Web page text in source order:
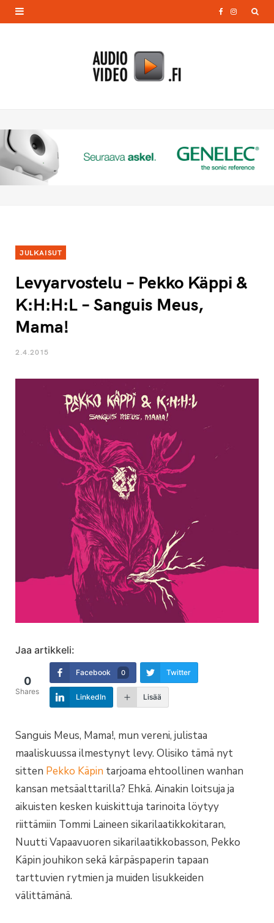
o
I
r
JULKAISUT
Levyarvostelu – Pekko Käppi &
K:H:H:L – Sanguis Meus,
Mama!
2.4.2015
Jaa artikkeli:
0
Shares
Facebook 0 Twitter
LinkedIn Lisää
Sanguis Meus, Mama!, mun vereni, julistaa
maaliskuussa ilmestynyt levy. Olisiko tämä nyt
sitten Pekko Käpin tarjoama ehtoollinen wanhan
kansan metsäalttarilla? Ehkä. Ainakin loitsuja ja
aikuisten kesken kuiskittuja tarinoita löytyy
riittämiin Tommi Laineen sikarilaatikkokitaran,
Nuutti Vapaavuoren sikarilaatikkobasson, Pekko
Käpin jouhikon sekä kärpäspaperin tapaan
tarttuvien rytmien ja muiden lisukkeiden
välittämänä.